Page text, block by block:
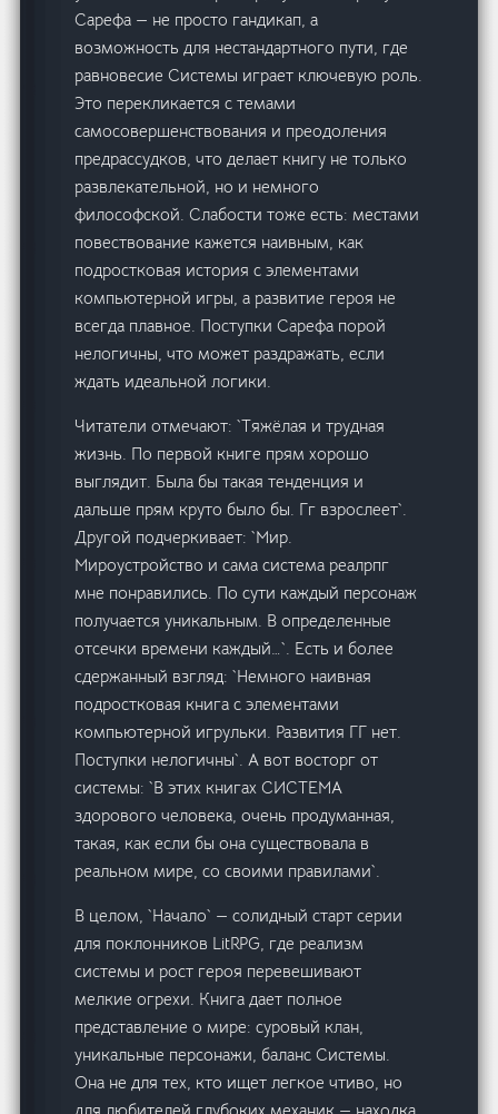
Сарефа — не просто гандикап, а
возможность для нестандартного пути, где
равновесие Системы играет ключевую роль.
Это перекликается с темами
самосовершенствования и преодоления
предрассудков, что делает книгу не только
развлекательной, но и немного
философской. Слабости тоже есть: местами
повествование кажется наивным, как
подростковая история с элементами
компьютерной игры, а развитие героя не
всегда плавное. Поступки Сарефа порой
нелогичны, что может раздражать, если
ждать идеальной логики.
Читатели отмечают: `Тяжёлая и трудная
жизнь. По первой книге прям хорошо
выглядит. Была бы такая тенденция и
дальше прям круто было бы. Гг взрослеет`.
Другой подчеркивает: `Мир.
Мироустройство и сама система реалрпг
мне понравились. По сути каждый персонаж
получается уникальным. В определенные
отсечки времени каждый…`. Есть и более
сдержанный взгляд: `Немного наивная
подростковая книга с элементами
компьютерной игрульки. Развития ГГ нет.
Поступки нелогичны`. А вот восторг от
системы: `В этих книгах СИСТЕМА
здорового человека, очень продуманная,
такая, как если бы она существовала в
реальном мире, со своими правилами`.
В целом, `Начало` — солидный старт серии
для поклонников LitRPG, где реализм
системы и рост героя перевешивают
мелкие огрехи. Книга дает полное
представление о мире: суровый клан,
уникальные персонажи, баланс Системы.
Она не для тех, кто ищет легкое чтиво, но